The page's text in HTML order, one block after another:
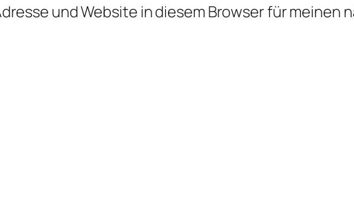
und Website in diesem Browser für meinen